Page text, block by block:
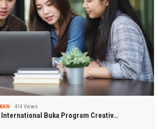
414 Views
International Buka Program Creativ…